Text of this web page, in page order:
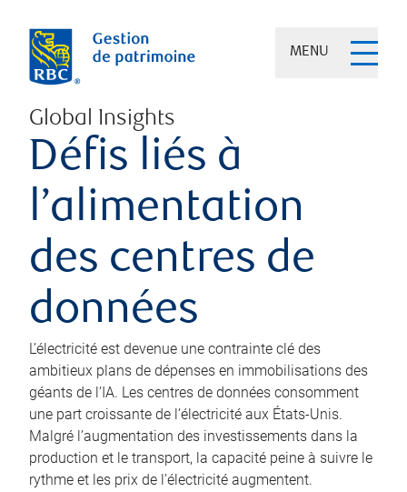
MENU
Global Insights
Défis liés à
l’alimentation
des centres de
données
L’électricité est devenue une contrainte clé des
ambitieux plans de dépenses en immobilisations des
géants de l’IA. Les centres de données consomment
une part croissante de l’électricité aux États-Unis.
Malgré l’augmentation des investissements dans la
production et le transport, la capacité peine à suivre le
rythme et les prix de l’électricité augmentent.